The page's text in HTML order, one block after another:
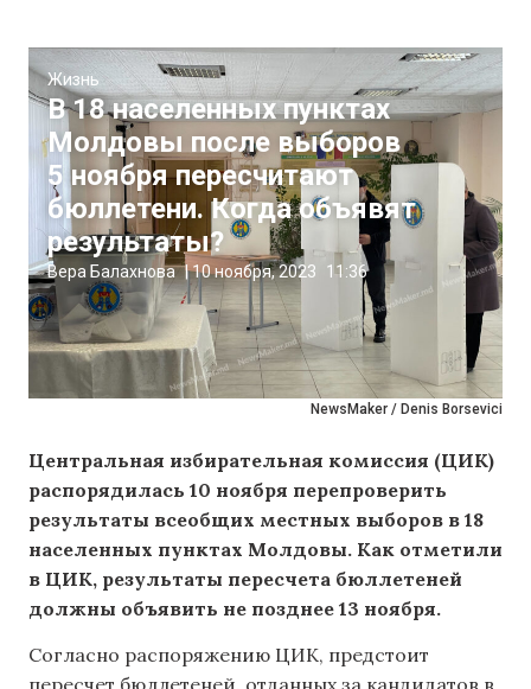
NewsMaker / Denis Borsevici
Жизнь
В 18 населенных пунктах
Молдовы после выборов
5 ноября пересчитают
бюллетени. Когда объявят
результаты?
Вера Балахнова |10 ноября, 2023 11:36
Центральная избирательная комиссия (ЦИК)
распорядилась 10 ноября перепроверить
результаты всеобщих местных выборов в 18
населенных пунктах Молдовы. Как отметили
в ЦИК, результаты пересчета бюллетеней
должны объявить не позднее 13 ноября.
Согласно распоряжению ЦИК, предстоит